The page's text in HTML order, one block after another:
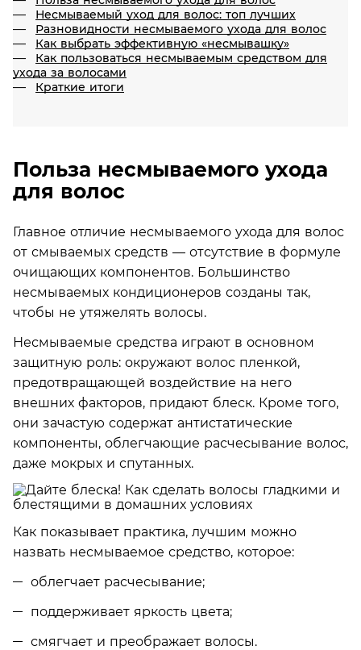
Несмываемый уход для волос: топ лучших
Разновидности несмываемого ухода для волос
Как выбрать эффективную «несмывашку»
Как пользоваться несмываемым средством для
ухода за волосами
Краткие итоги
Польза несмываемого ухода
для волос
Главное отличие несмываемого ухода для волос
от смываемых средств — отсутствие в формуле
очищающих компонентов. Большинство
несмываемых кондиционеров созданы так,
чтобы не утяжелять волосы.
Несмываемые средства играют в основном
защитную роль: окружают волос пленкой,
предотвращающей воздействие на него
внешних факторов, придают блеск. Кроме того,
они зачастую содержат антистатические
компоненты, облегчающие расчесывание волос,
даже мокрых и спутанных.
Как показывает практика, лучшим можно
назвать несмываемое средство, которое:
облегчает расчесывание;
поддерживает яркость цвета;
смягчает и преображает волосы.